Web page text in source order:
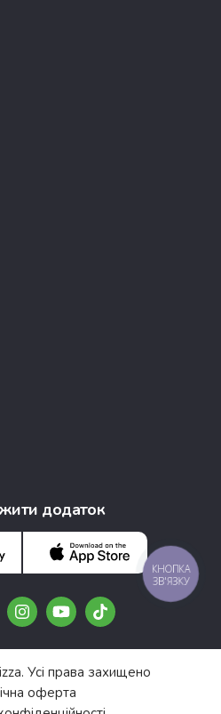
додаток
Усі права захищено
оферта
КНОПКА
ЗВ'ЯЗКУ